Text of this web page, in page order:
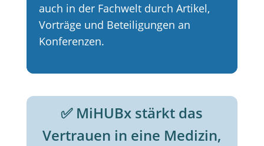
auch in der Fachwelt durch Artikel,
Vorträge und Beteiligungen an
Konferenzen.
✅ MiHUBx stärkt das
Vertrauen in eine Medizin,